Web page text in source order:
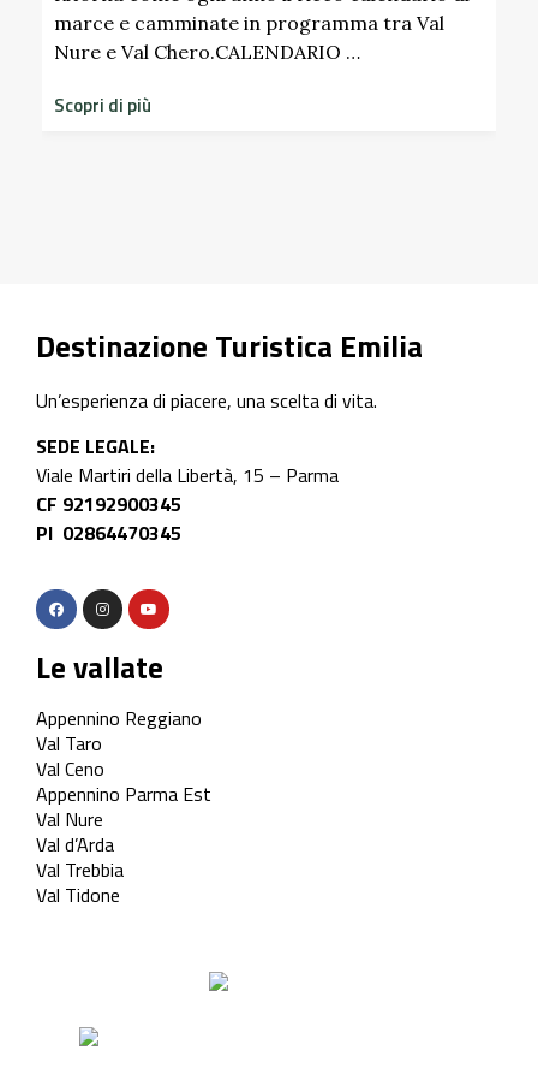
tra Val
Scopri i profumi inaspettati di erbe e
Destinazione Turistica Emilia
Un’esperienza di piacere, una scelta di vita.
SEDE LEGALE:
Viale Martiri della Libertà, 15 – Parma
CF 92192900345
PI 02864470345
Le vallate
Appennino Reggiano
Val Taro
Val Ceno
Appennino Parma Est
Val Nure
Val d’Arda
Val Trebbia
Val Tidone